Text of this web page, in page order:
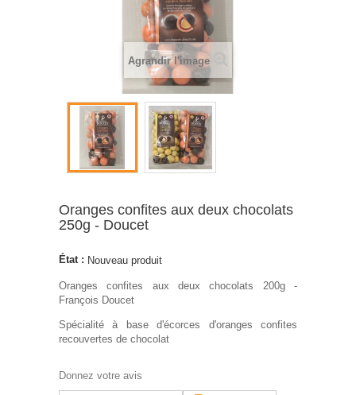
Agrandir l'image
Oranges confites aux deux chocolats
250g - Doucet
État : Nouveau produit
Oranges confites aux deux chocolats 200g -
François Doucet
Spécialité à base d'écorces d'oranges confites
recouvertes de chocolat
Donnez votre avis